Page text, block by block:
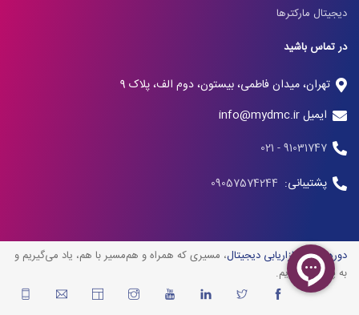
دیجیتال مارکترها
در تماس باشید
تهران، میدان فاطمی، بیستون، دوم الف، پلاک 9
ایمیل info@mydmc.ir
91031747 - 021
پشتیبانی:
دوره آنلاین بازاریابی دیجیتال، مسیری که همراه و هم‌مسیر با هم، یاد می‌گیریم و
به پیش می‌رویم.